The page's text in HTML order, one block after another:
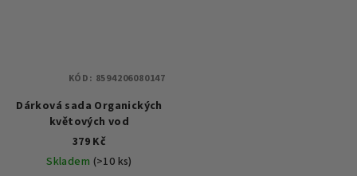
Dárková sada Organických
květových vod
379 Kč
Skladem (>10 ks)
KÓD: 8594206080147